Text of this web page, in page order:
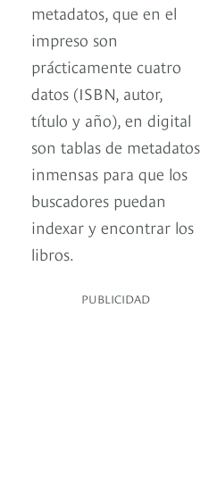
metadatos, que en el
impreso son
prácticamente cuatro
datos (ISBN, autor,
título y año), en digital
son tablas de metadatos
inmensas para que los
buscadores puedan
indexar y encontrar los
libros.
PUBLICIDAD